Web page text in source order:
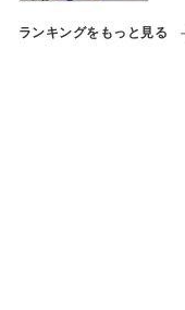
ランキングをもっと見る